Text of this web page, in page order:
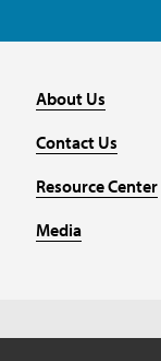
About Us
Contact Us
Resource Center
Media